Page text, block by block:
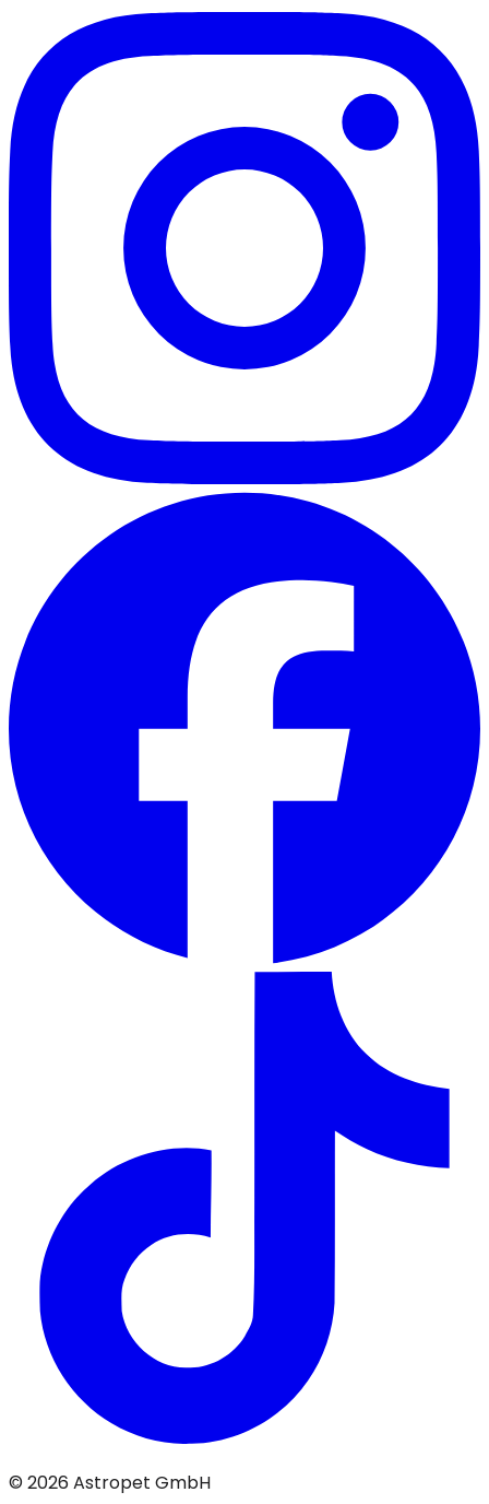
© 2026 Astropet GmbH